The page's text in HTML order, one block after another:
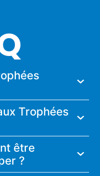
Trophées
être
?